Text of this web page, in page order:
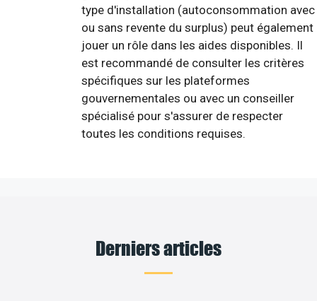
type d'installation (autoconsommation avec
ou sans revente du surplus) peut également
jouer un rôle dans les aides disponibles. Il
est recommandé de consulter les critères
spécifiques sur les plateformes
gouvernementales ou avec un conseiller
spécialisé pour s'assurer de respecter
toutes les conditions requises.
Derniers articles